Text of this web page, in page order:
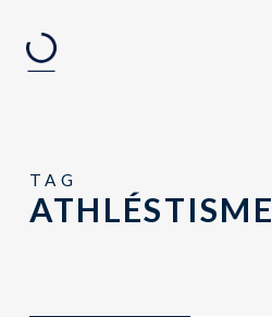
TAG
ATHLÉSTISME